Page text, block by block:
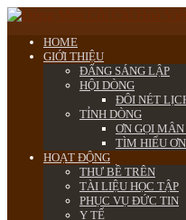
HOME
GIỚI THIỆU
ĐẤNG SÁNG LẬP
HỘI DÒNG
ĐÔI NÉT
TỈNH DÒNG
ƠN GỌI
TÌM HIỂU
HOẠT ĐỘNG
THƯ BỀ TRÊN
TÀI LIỆU HỌC TẬP
PHỤC VỤ ĐỨC TIN
Y TẾ